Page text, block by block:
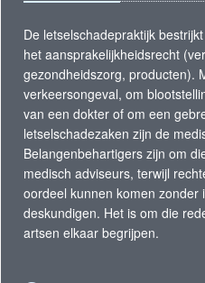
De letselschadepraktijk
het aansprakelijkheidsrecht
gezondheidszorg, producten).
verkeersongeval, om
van een dokter of om een
letselschadezaken zijn de
Belangenbehartigers zijn om
medisch adviseurs, terwijl
oordeel kunnen komen zonder
deskundigen. Het is om die
artsen elkaar begrijpen.